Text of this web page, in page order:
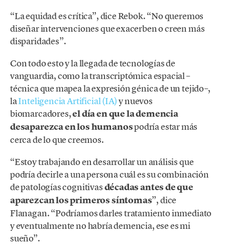
“La equidad es crítica”, dice Rebok. “No queremos
diseñar intervenciones que exacerben o creen más
disparidades”.
Con todo esto y la llegada de tecnologías de
vanguardia, como la transcriptómica espacial –
técnica que mapea la expresión génica de un tejido–,
laInteligencia Artificial (IA)y nuevos
biomarcadores,el día en que la demencia
desaparezca en los humanospodría estar más
cerca de lo que creemos.
“Estoy trabajando en desarrollar un análisis que
podría decirle a una persona cuál es su combinación
de patologías cognitivasdécadas antes de que
aparezcan los primeros síntomas”, dice
Flanagan. “Podríamos darles tratamiento inmediato
y eventualmente no habría demencia, ese es mi
sueño”.